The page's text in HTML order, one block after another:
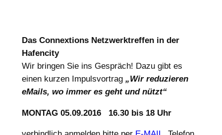
Das Connextions Netzwerktreffen in der
Hafencity
Wir bringen Sie ins Gespräch! Dazu gibt es
einen kurzen Impulsvortrag „Wir reduzieren
eMails, wo immer es geht und nützt“
MONTAG 05.09.2016 16.30 bis 18 Uhr